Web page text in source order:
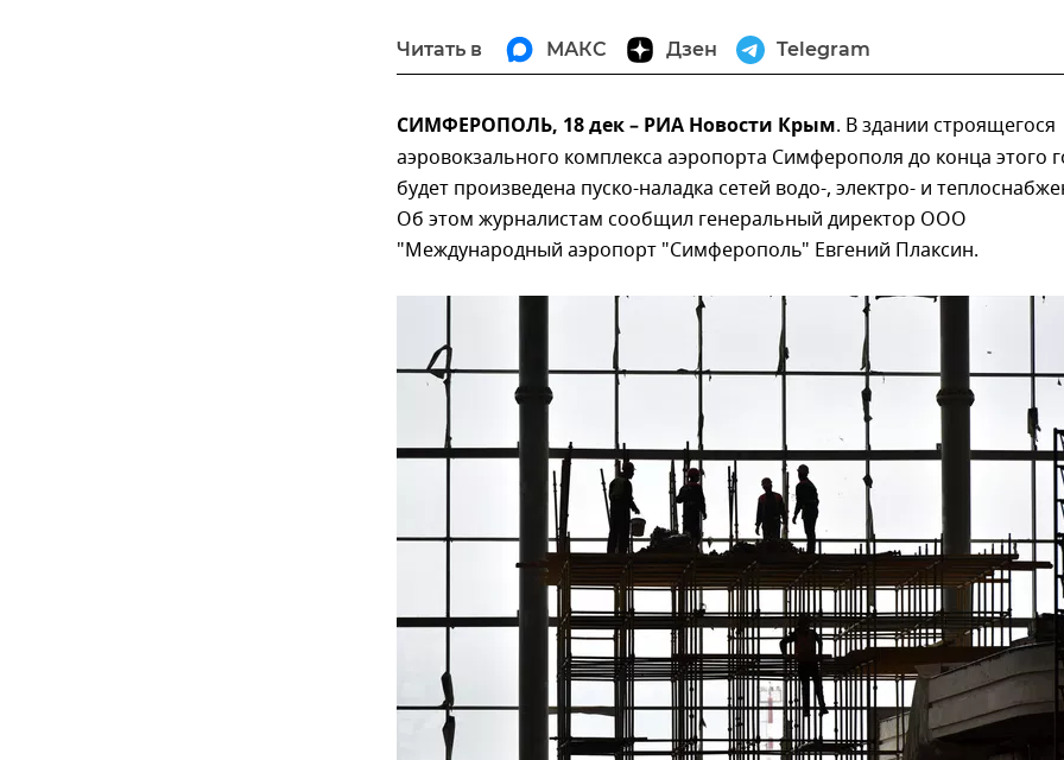
Читать в МАКС Дзен Telegram
СИМФЕРОПОЛЬ, 18 дек – РИА Новости Крым. В здании строящегося
аэровокзального комплекса аэропорта Симферополя до конца этого
будет произведена пуско-наладка сетей водо-, электро- и
Об этом журналистам сообщил генеральный директор ООО
"Международный аэропорт "Симферополь" Евгений Плаксин.